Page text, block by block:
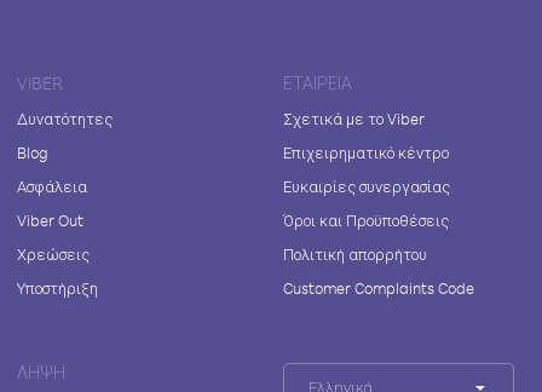
VIBER
Δυνατότητες
Blog
Ασφάλεια
Viber Out
Χρεώσεις
Υποστήριξη
ΕΤΑΙΡΕΊΑ
Σχετικά με το Viber
Επιχειρηματικό κέντρο
Ευκαιρίες συνεργασίας
Όροι και Προϋποθέσεις
Πολιτική απορρήτου
Customer Complaints Code
ΛΉΨΗ
Ελληνικά